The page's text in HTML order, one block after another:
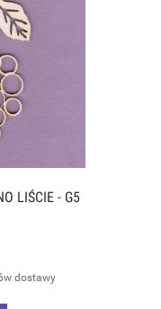
LIŚCIE - G5
dostawy